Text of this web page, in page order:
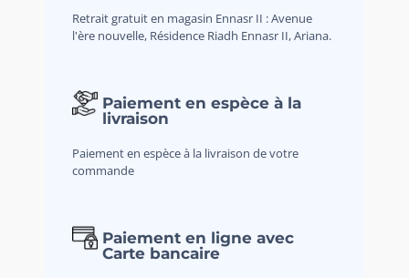
Retrait gratuit en magasin Ennasr II : Avenue
l'ère nouvelle, Résidence Riadh Ennasr II, Ariana.
Paiement en espèce à la
livraison
Paiement en espèce à la livraison de votre
commande
Paiement en ligne avec
Carte bancaire